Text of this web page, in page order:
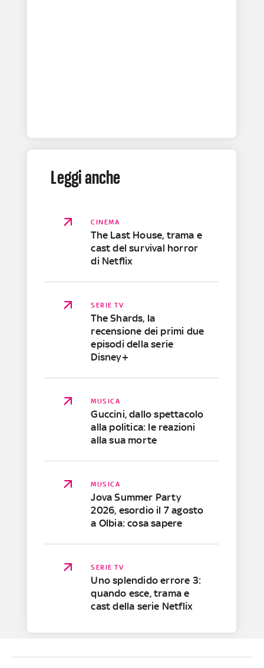
Leggi anche
CINEMA
The Last House, trama e
cast del survival horror
di Netflix
SERIE TV
The Shards, la
recensione dei primi due
episodi della serie
Disney+
MUSICA
Guccini, dallo spettacolo
alla politica: le reazioni
alla sua morte
MUSICA
Jova Summer Party
2026, esordio il 7 agosto
a Olbia: cosa sapere
SERIE TV
Uno splendido errore 3:
quando esce, trama e
cast della serie Netflix